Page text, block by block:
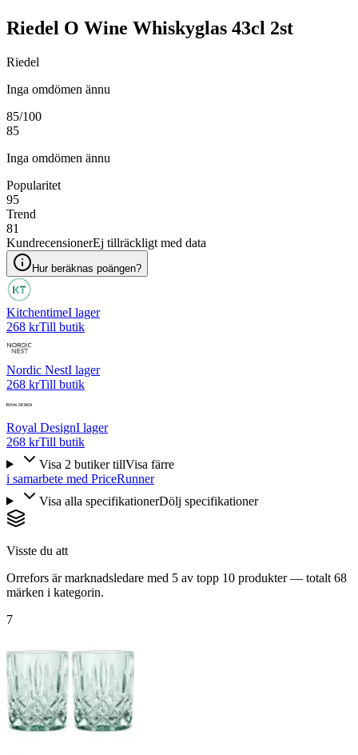
Riedel O Wine Whiskyglas 43cl 2st
Riedel
Inga omdömen ännu
85/100
85
Inga omdömen ännu
Popularitet
95
Trend
81
KundrecensionerEj tillräckligt med data
Hur beräknas poängen?
KitchentimeI lager
268 krTill butik
Nordic NestI lager
268 krTill butik
Royal DesignI lager
268 krTill butik
Visa 2 butiker tillVisa färre
i samarbete med PriceRunner
Visa alla specifikationerDölj specifikationer
Visste du att
Orrefors är marknadsledare med 5 av topp 10 produkter — totalt 68
märken i kategorin.
7